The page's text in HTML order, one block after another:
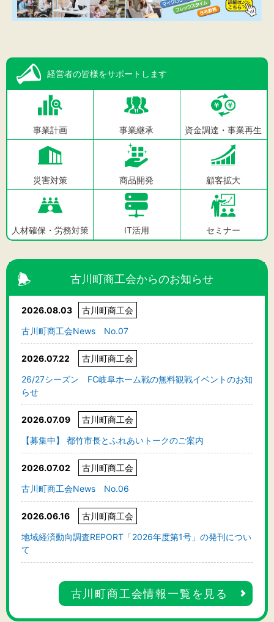
事業計画 事業継承
経営者の皆様をサポートします
資金調達・事業再生
災害対策 商品開発 顧客拡大
人材確保・労務対策 IT活用 セミナー
古川町商工会からのお知らせ
2026.08.03
古川町商工会
古川町商工会News No.07
2026.07.22
古川町商工会
26/27シーズン FC岐阜ホーム戦の無料観戦イベントのお知
らせ
2026.07.09
古川町商工会
【募集中】 都竹市長とふれあいトークのご案内
2026.07.02
古川町商工会
古川町商工会News No.06
2026.06.16
古川町商工会
地域経済動向調査REPORT「2026年度第1号」の発刊につい
て
古川町商工会情報一覧を見る